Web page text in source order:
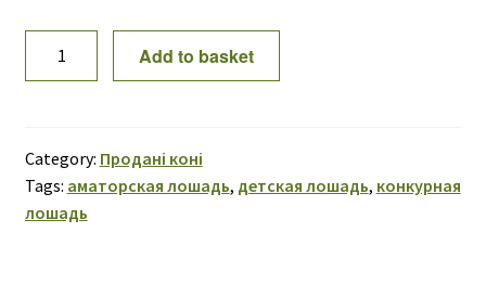
price
was:
price
is:
Add to basket
Category: Продані коні
Tags: аматорская лошадь, детская лошадь, конкурная
лошадь